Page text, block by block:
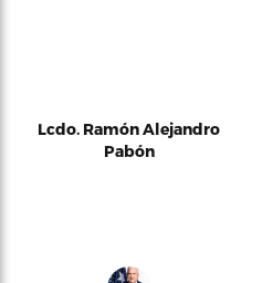
Lcdo. Ramón Alejandro
Pabón